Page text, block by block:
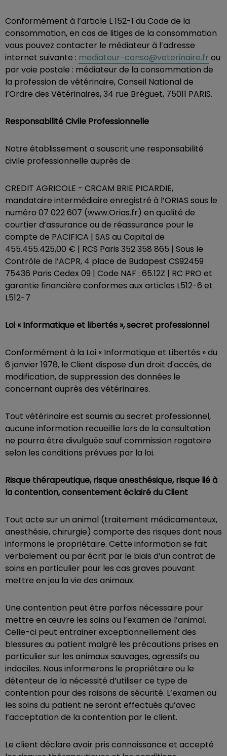
Conformément à l’article L 152-1 du Code de la
consommation, en cas de litiges de la consommation
vous pouvez contacter le médiateur à l’adresse
internet suivante : mediateur-conso@veterinaire.fr ou
par voie postale : médiateur de la consommation de
la profession de vétérinaire, Conseil National de
l’Ordre des Vétérinaires, 34 rue Bréguet, 75011 PARIS.
Responsabilité Civile Professionnelle
Notre établissement a souscrit une responsabilité
civile professionnelle auprès de :
CREDIT AGRICOLE - CRCAM BRIE PICARDIE,
mandataire intermédiaire enregistré à l’ORIAS sous le
numéro 07 022 607 (www.Orias.fr) en qualité de
courtier d’assurance ou de réassurance pour le
compte de PACIFICA | SAS au Capital de
455.455.425,00 € | RCS Paris 352 358 865 | Sous le
Contrôle de l’ACPR, 4 place de Budapest CS92459
75436 Paris Cedex 09 | Code NAF : 65.12Z | RC PRO et
garantie financière conformes aux articles L512-6 et
L512-7
Loi « Informatique et libertés », secret professionnel
Conformément à la Loi « Informatique et Libertés » du
6 janvier 1978, le Client dispose d'un droit d'accès, de
modification, de suppression des données le
concernant auprès des vétérinaires.
Tout vétérinaire est soumis au secret professionnel,
aucune information recueillie lors de la consultation
ne pourra être divulguée sauf commission rogatoire
selon les conditions prévues par la loi.
Risque thérapeutique, risque anesthésique, risque lié à
la contention, consentement éclairé du Client
Tout acte sur un animal (traitement médicamenteux,
anesthésie, chirurgie) comporte des risques dont nous
informons le propriétaire. Cette information se fait
verbalement ou par écrit par le biais d’un contrat de
soins en particulier pour les cas graves pouvant
mettre en jeu la vie des animaux.
Une contention peut être parfois nécessaire pour
mettre en œuvre les soins ou l’examen de l’animal.
Celle-ci peut entrainer exceptionnellement des
blessures au patient malgré les précautions prises en
particulier sur les animaux sauvages, agressifs ou
indociles. Nous informerons le propriétaire ou le
détenteur de la nécessité d’utiliser ce type de
contention pour des raisons de sécurité. L’examen ou
les soins du patient ne seront effectués qu’avec
l’acceptation de la contention par le client.
Le client déclare avoir pris connaissance et accepté